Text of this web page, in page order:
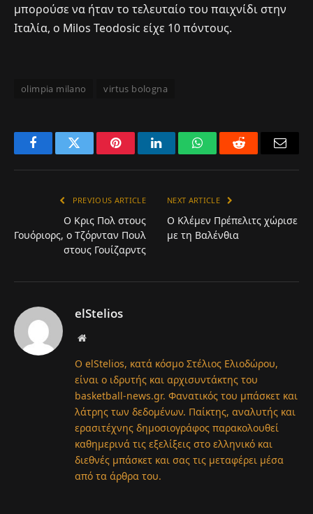
μπορούσε να ήταν το τελευταίο του παιχνίδι στην
Ιταλία, ο Milos Teodosic είχε 10 πόντους.
olimpia milano virtus bologna
FacebookTwitter PinterestLinkedInWhatsAppReddit
PREVIOUS ARTICLE
Ο Κρις Πολ στους
Γουόριορς, ο Τζόρνταν Πουλ
στους Γουίζαρντς
NEXT ARTICLE
Ο Κλέμεν Πρέπελιτς χώρισε
με τη Βαλένθια
elStelios
Website
Ο elStelios, κατά κόσμο Στέλιος Ελιοδώρου,
είναι ο ιδρυτής και αρχισυντάκτης του
basketball-news.gr. Φανατικός του μπάσκετ και
λάτρης των δεδομένων. Παίκτης, αναλυτής και
ερασιτέχνης δημοσιογράφος παρακολουθεί
καθημερινά τις εξελίξεις στο ελληνικό και
διεθνές μπάσκετ και σας τις μεταφέρει μέσα
από τα άρθρα του.